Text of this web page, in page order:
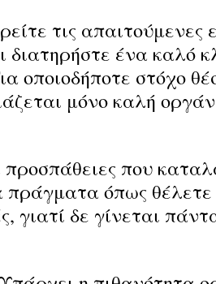
τις απαιτούμενες
διατηρήστε ένα καλό
οποιοδήποτε στόχο
μόνο καλή
που
πράγματα όπως θέλετε
γιατί δε γίνεται